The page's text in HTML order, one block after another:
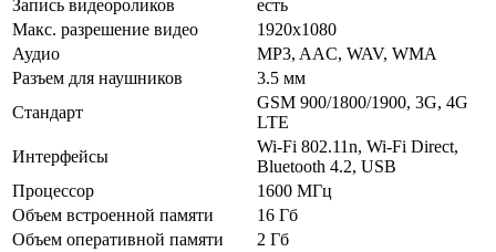
Запись видеороликов
есть
Макс. разрешение видео
1920x1080
Аудио
MP3, AAC, WAV, WMA
Разъем для наушников
3.5 мм
Стандарт
GSM 900/1800/1900, 3G, 4G
LTE
Интерфейсы
Wi-Fi 802.11n, Wi-Fi Direct,
Bluetooth 4.2, USB
Процессор
1600 МГц
Объем встроенной памяти
16 Гб
Объем оперативной памяти
2 Гб